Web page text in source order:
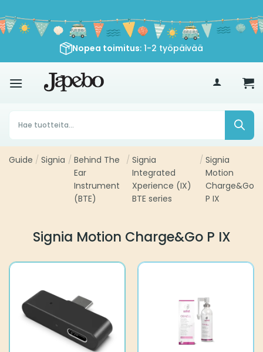
sisältöön
Nopea toimitus: 1-2 työpäivää
€ 35
Products
search
Guide / Signia / Behind The
Ear
Instrument
(BTE)
/ Signia
Integrated
Xperience (IX)
BTE series
/ Signia
Motion
Charge&Go
P IX
Signia Motion Charge&Go P IX